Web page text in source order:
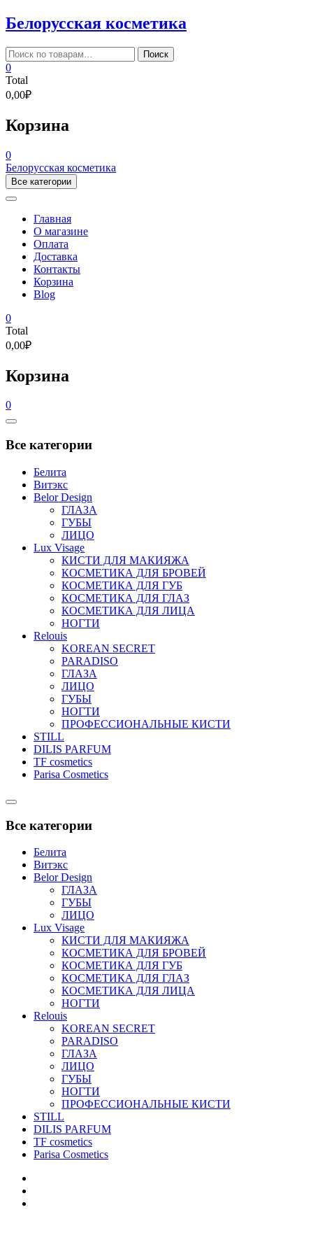
Skip
to
content
Белорусская косметика
Искать: Поиск
0
Total
0,00₽
Корзина
0
Белорусская косметика
Все категории
Главная
О магазине
Оплата
Доставка
Контакты
Корзина
Blog
0
Total
0,00₽
Корзина
0
Catalog
Все категории
Белита
Витэкс
Belor Design
ГЛАЗА
ГУБЫ
ЛИЦО
Lux Visage
КИСТИ ДЛЯ МАКИЯЖА
КОСМЕТИКА ДЛЯ БРОВЕЙ
КОСМЕТИКА ДЛЯ ГУБ
КОСМЕТИКА ДЛЯ ГЛАЗ
КОСМЕТИКА ДЛЯ ЛИЦА
НОГТИ
Relouis
KOREAN SECRET
PARADISO
ГЛАЗА
ЛИЦО
ГУБЫ
НОГТИ
ПРОФЕССИОНАЛЬНЫЕ КИСТИ
STILL
DILIS PARFUM
TF cosmetics
Parisa Cosmetics
Catalog
Все категории
Белита
Витэкс
Belor Design
ГЛАЗА
ГУБЫ
ЛИЦО
Lux Visage
КИСТИ ДЛЯ МАКИЯЖА
КОСМЕТИКА ДЛЯ БРОВЕЙ
КОСМЕТИКА ДЛЯ ГУБ
КОСМЕТИКА ДЛЯ ГЛАЗ
КОСМЕТИКА ДЛЯ ЛИЦА
НОГТИ
Relouis
KOREAN SECRET
PARADISO
ГЛАЗА
ЛИЦО
ГУБЫ
НОГТИ
ПРОФЕССИОНАЛЬНЫЕ КИСТИ
STILL
DILIS PARFUM
TF cosmetics
Parisa Cosmetics